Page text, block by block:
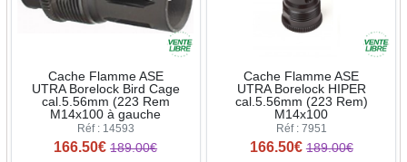
Cache Flamme ASE
UTRA Borelock Bird Cage
cal.5.56mm (223 Rem
M14x100 à gauche
Réf : 14593
166.50€ 189.00€
Cache Flamme ASE
UTRA Borelock HIPER
cal.5.56mm (223 Rem)
M14x100
Réf : 7951
166.50€ 189.00€